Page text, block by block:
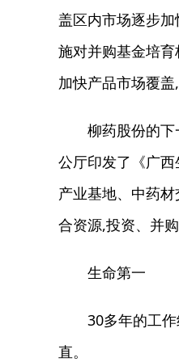
盖区内市场逐步
施对并购基金培
加快产品市场覆盖
柳药股份的下一
公厅印发了《广
产业基地、中药
合资源,投资、并
生命第一
30多年的工作
直。